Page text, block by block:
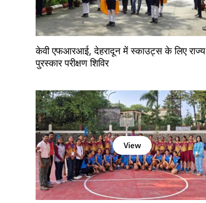
केवी एफआरआई, देहरादून में स्काउट्स के लिए राज्य
पुरस्कार परीक्षण शिविर
View